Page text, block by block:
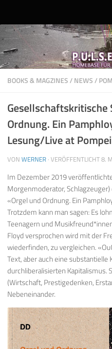
BOOKS & MAGZINES/NEWS/
Gesellschaftskritische
Ordnung. Ein
Lesung/Live at
VON WERNER · VERÖFFENTLICHT8.
Im Dezember 2019
Morgenmoderator,
«Orgel und Ordnung. Ein
Trotzdem kann man sagen: Es
Teenagern und
Floyd versprochen wird mit der
wiederfinden, zu vergleichen.
Text, aber auch eine
durchliberalisierten Kapitalismus.
(Wirtschaft, Prestigedenken,
Nebeneinander.